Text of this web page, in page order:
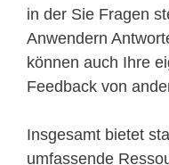
in der Sie Fragen
Anwendern
können auch Ihre
Feedback von
Insgesamt bietet
umfassende